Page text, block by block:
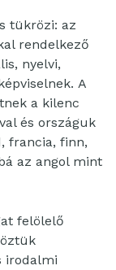
tükrözi: az
rendelkező
nyelvi,
A
a kilenc
és országuk
francia, finn,
az angol mint
felölelő
irodalmi